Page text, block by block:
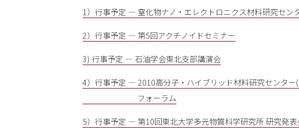
1）行事予定 — 窒化物ナノ・エレクトロニクス材料研究セン
2）行事予定 — 第5回アクチノイドセミナー
3) 行事予定 — 石油学会東北支部講演会
4）行事予定 — 2010高分子・ハイブリッド材料研究センター
フォーラム
5）行事予定 — 第10回東北大学多元物質科学研究所 研究発